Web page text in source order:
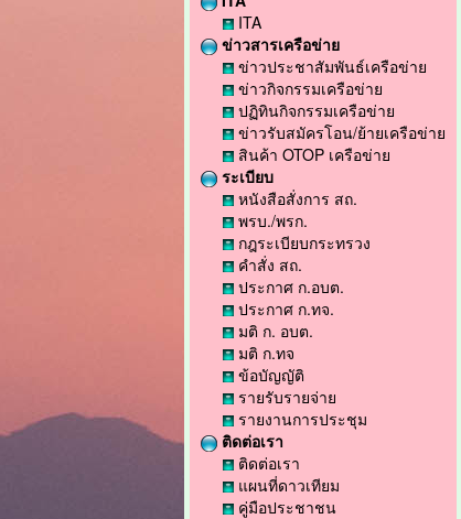
ITA
ข่าวสารเครือข่าย
ข่าวประชาสัมพันธ์เครือข่าย
ข่าวกิจกรรมเครือข่าย
ปฏิทินกิจกรรมเครือข่าย
ข่าวรับสมัครโอน/ย้ายเครือข่าย
สินค้า OTOP เครือข่าย
ระเบียบ
หนังสือสั่งการ สถ.
พรบ./พรก.
กฎระเบียบกระทรวง
คำสั่ง สถ.
ประกาศ ก.อบต.
ประกาศ ก.ทจ.
มติ ก. อบต.
มติ ก.ทจ
ข้อบัญญัติ
รายรับรายจ่าย
รายงานการประชุม
ติดต่อเรา
ติดต่อเรา
แผนที่ดาวเทียม
คู่มือประชาชน